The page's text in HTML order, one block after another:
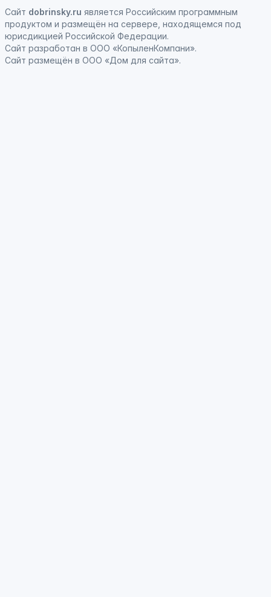
Сайт dobrinsky.ru является Российским программным
продуктом и размещён на сервере, находящемся под
юрисдикцией Российской Федерации.
Сайт разработан в ООО «КопыленКомпани».
Сайт размещён в ООО «Дом для сайта».